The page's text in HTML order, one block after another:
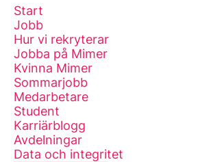
Start
Jobb
Hur vi rekryterar
Jobba på Mimer
Kvinna Mimer
Sommarjobb
Medarbetare
Student
Karriärblogg
Avdelningar
Data och integritet